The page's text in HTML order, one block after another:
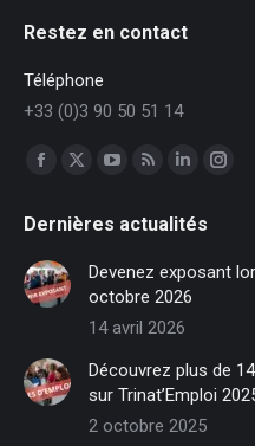
Restez en contact
Téléphone
+33 (0)3 90 50 51 14
Trouvez nous sur :
Facebook
opens
in
new
window
X
opens
new
window
opens
in
new
window
opens
in
new
window
LinkedIn
opens
in
new
window
in
Dernières actualités
Devenez exposant
octobre 2026
14 avril 2026
Découvrez plus de
sur Trinat’Emploi
2 octobre 2025